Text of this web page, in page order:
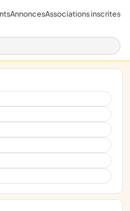
AnnoncesAssociations inscrites